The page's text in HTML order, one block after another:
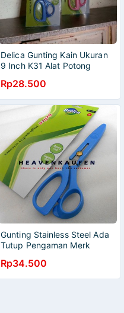
Delica Gunting Kain Ukuran
9 Inch K31 Alat Potong
Menjahit
Rp28.500
Gunting Stainless Steel Ada
Tutup Pengaman Merk
Rp34.500